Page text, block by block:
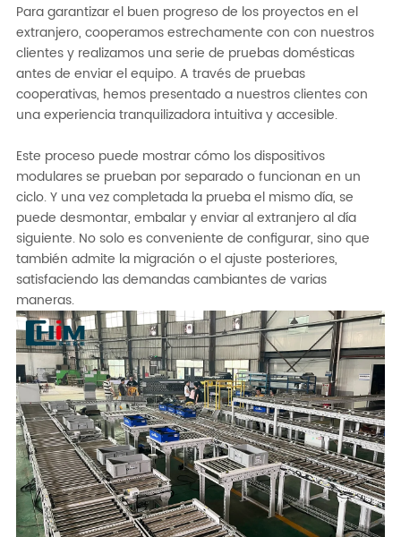
Para garantizar el buen progreso de los proyectos en el
extranjero, cooperamos estrechamente con con nuestros
clientes y realizamos una serie de pruebas domésticas
antes de enviar el equipo. A través de pruebas
cooperativas, hemos presentado a nuestros clientes con
una experiencia tranquilizadora intuitiva y accesible.
Este proceso puede mostrar cómo los dispositivos
modulares se prueban por separado o funcionan en un
ciclo. Y una vez completada la prueba el mismo día, se
puede desmontar, embalar y enviar al extranjero al día
siguiente. No solo es conveniente de configurar, sino que
también admite la migración o el ajuste posteriores,
satisfaciendo las demandas cambiantes de varias
maneras.